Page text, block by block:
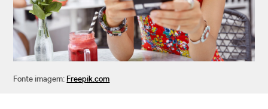
Fonte imagem: Freepik.com